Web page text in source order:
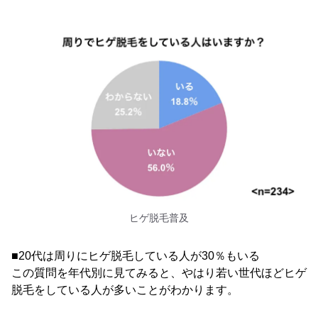
ヒゲ脱毛普及
■20代は周りにヒゲ脱毛している人が30％もいる
この質問を年代別に見てみると、やはり若い世代ほどヒゲ
脱毛をしている人が多いことがわかります。